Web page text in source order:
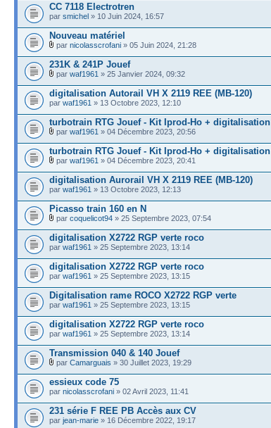
CC 7118 Electrotren
par smichel » 10 Juin 2024, 16:57
Nouveau matériel
par nicolasscrofani » 05 Juin 2024, 21:28
231K & 241P Jouef
par waf1961 » 25 Janvier 2024, 09:32
digitalisation Autorail VH X 2119 REE (MB-120)
par waf1961 » 13 Octobre 2023, 12:10
turbotrain RTG Jouef - Kit Iprod-Ho + digitalisation
par waf1961 » 04 Décembre 2023, 20:56
turbotrain RTG Jouef - Kit Iprod-Ho + digitalisation
par waf1961 » 04 Décembre 2023, 20:41
digitalisation Aurorail VH X 2119 REE (MB-120)
par waf1961 » 13 Octobre 2023, 12:13
Picasso train 160 en N
par coquelicot94 » 25 Septembre 2023, 07:54
digitalisation X2722 RGP verte roco
par waf1961 » 25 Septembre 2023, 13:14
digitalisation X2722 RGP verte roco
par waf1961 » 25 Septembre 2023, 13:15
Digitalisation rame ROCO X2722 RGP verte
par waf1961 » 25 Septembre 2023, 13:15
digitalisation X2722 RGP verte roco
par waf1961 » 25 Septembre 2023, 13:14
Transmission 040 & 140 Jouef
par Camarguais » 30 Juillet 2023, 19:29
essieux code 75
par nicolasscrofani » 02 Avril 2023, 11:41
231 série F REE PB Accès aux CV
par jean-marie » 16 Décembre 2022, 19:17